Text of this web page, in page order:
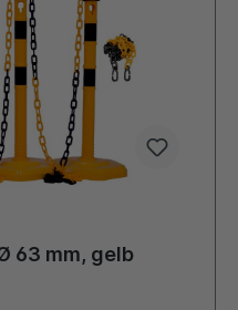
63 mm, gelb